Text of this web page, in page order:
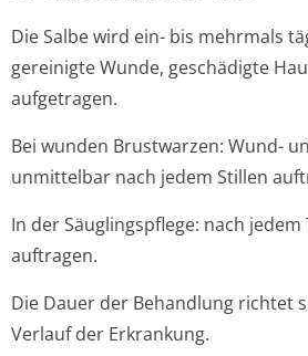
Die Salbe wird ein- bis mehrmals
gereinigte Wunde, geschädigte
aufgetragen.
Bei wunden Brustwarzen: Wund-
unmittelbar nach jedem Stillen
In der Säuglingspflege: nach jedem
auftragen.
Die Dauer der Behandlung richtet
Verlauf der Erkrankung.